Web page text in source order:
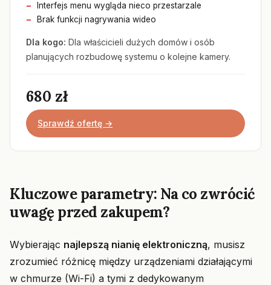
Interfejs menu wygląda nieco przestarzale
Brak funkcji nagrywania wideo
Dla kogo: Dla właścicieli dużych domów i osób
planujących rozbudowę systemu o kolejne kamery.
680 zł
Sprawdź ofertę →
Kluczowe parametry: Na co zwrócić
uwagę przed zakupem?
Wybierając najlepszą nianię elektroniczną, musisz
zrozumieć różnicę między urządzeniami działającymi
w chmurze (Wi-Fi) a tymi z dedykowanym